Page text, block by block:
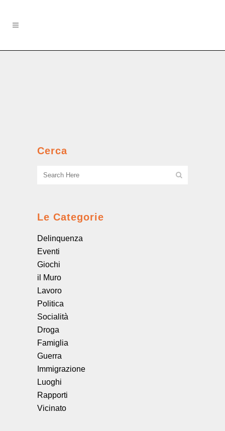
Cerca
Le Categorie
Delinquenza
Eventi
Giochi
il Muro
Lavoro
Politica
Socialità
Droga
Famiglia
Guerra
Immigrazione
Luoghi
Rapporti
Vicinato